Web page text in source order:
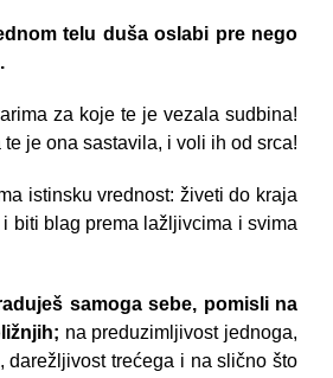
telu duša oslabi pre nego
za koje te je vezala sudbina!
je ona sastavila, i voli ih od srca!
istinsku vrednost: živeti do kraja
biti blag prema lažljivcima i svima
samoga sebe, pomisli na
na preduzimljivost jednoga,
darežljivost trećega i na slično što